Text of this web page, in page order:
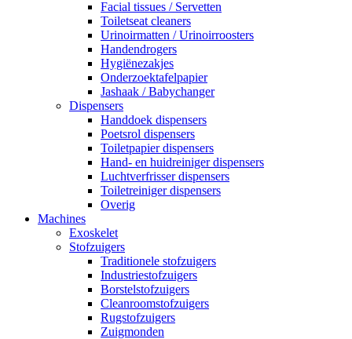
Facial tissues / Servetten
Toiletseat cleaners
Urinoirmatten / Urinoirroosters
Handendrogers
Hygiënezakjes
Onderzoektafelpapier
Jashaak / Babychanger
Dispensers
Handdoek dispensers
Poetsrol dispensers
Toiletpapier dispensers
Hand- en huidreiniger dispensers
Luchtverfrisser dispensers
Toiletreiniger dispensers
Overig
Machines
Exoskelet
Stofzuigers
Traditionele stofzuigers
Industriestofzuigers
Borstelstofzuigers
Cleanroomstofzuigers
Rugstofzuigers
Zuigmonden